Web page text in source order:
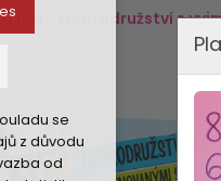
se
z důvodu
od
hra - Dobrodružství s